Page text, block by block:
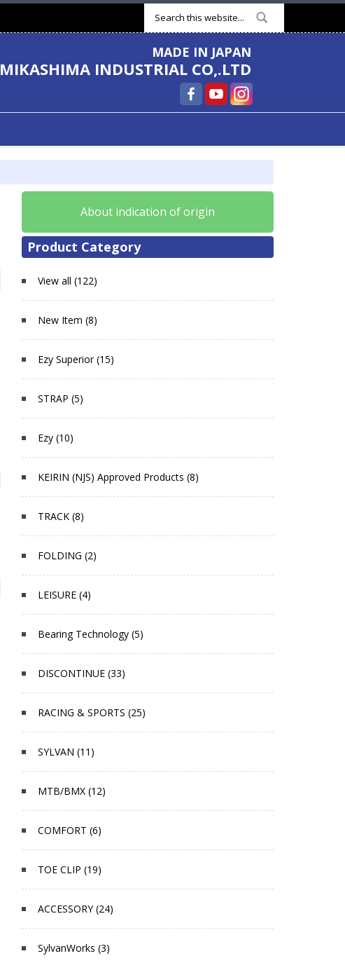
Search form
MADE IN JAPAN
MIKASHIMA INDUSTRIAL CO,.LTD
About indication of origin
Product Category
View all (122)
New Item (8)
Ezy Superior (15)
STRAP (5)
Ezy (10)
KEIRIN (NJS) Approved Products (8)
TRACK (8)
FOLDING (2)
LEISURE (4)
Bearing Technology (5)
DISCONTINUE (33)
RACING & SPORTS (25)
SYLVAN (11)
MTB/BMX (12)
COMFORT (6)
TOE CLIP (19)
ACCESSORY (24)
SylvanWorks (3)